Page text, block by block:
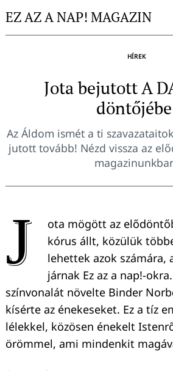
toEZ AZ A NAP! MAGAZIN
HÍREK
Jota bejutott A
Az Áldom ismét a ti
jutott tovább! Nézd vissza az
J
ota mögött az
kórus állt, közülük
lehettek azok számára,
járnak Ez az a nap!-
színvonalát növelte Binder
kísérte az énekeseket. Ez a tíz
lélekkel, közösen énekelt
örömmel, ami mindenkit